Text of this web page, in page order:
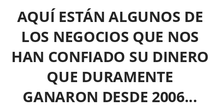
AQUÍ ESTÁN ALGUNOS DE
LOS NEGOCIOS QUE NOS
HAN CONFIADO SU DINERO
QUE DURAMENTE
GANARON DESDE 2006...